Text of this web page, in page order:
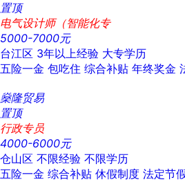
置顶
电气设计师（智能化专
5000-7000元
台江区 3年以上经验 大专学历
五险一金 包吃住 综合补贴 年终奖金
燊隆贸易
置顶
行政专员
4000-6000元
仓山区 不限经验 不限学历
五险一金 综合补贴 休假制度 法定节